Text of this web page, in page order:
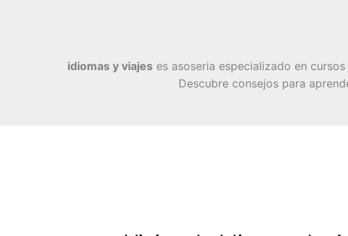
idiomas y viajeses asoseria especializado en
Descubre consejos para